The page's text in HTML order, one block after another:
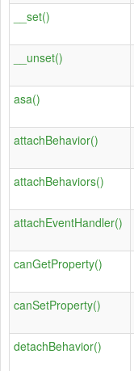
__set()
__unset()
asa()
attachBehavior()
attachBehaviors()
attachEventHandler()
canGetProperty()
canSetProperty()
detachBehavior()